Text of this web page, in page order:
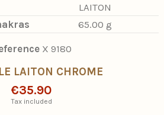
LAITON
65.00 g
X 9180
LAITON CHROME
€35.90
Tax included